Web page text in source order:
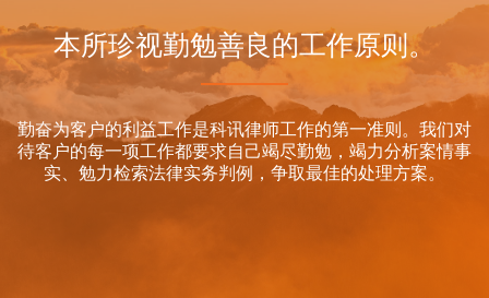
航
本所珍视勤勉善良的工作原则。
勤奋为客户的利益工作是科讯律师工作的第一准则。我们对
待客户的每一项工作都要求自己竭尽勤勉，竭力分析案情事
实、勉力检索法律实务判例，争取最佳的处理方案。